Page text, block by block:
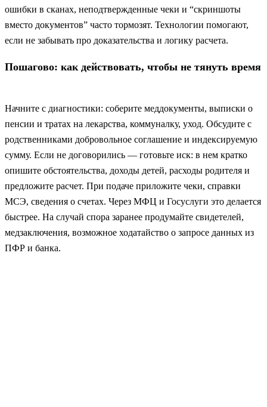
ошибки в сканах, неподтвержденные чеки и “скриншоты
вместо документов” часто тормозят. Технологии помогают,
если не забывать про доказательства и логику расчета.
Пошагово: как действовать, чтобы не тянуть время
Начните с диагностики: соберите меддокументы, выписки о
пенсии и тратах на лекарства, коммуналку, уход. Обсудите с
родственниками добровольное соглашение и индексируемую
сумму. Если не договорились — готовьте иск: в нем кратко
опишите обстоятельства, доходы детей, расходы родителя и
предложите расчет. При подаче приложите чеки, справки
МСЭ, сведения о счетах. Через МФЦ и Госуслуги это делается
быстрее. На случай спора заранее продумайте свидетелей,
медзаключения, возможное ходатайство о запросе данных из
ПФР и банка.